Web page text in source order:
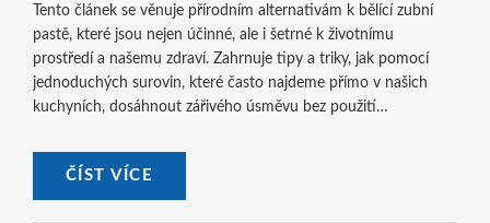
Tento článek se věnuje přírodním alternativám k bělící zubní
pastě, které jsou nejen účinné, ale i šetrné k životnímu
prostředí a našemu zdraví. Zahrnuje tipy a triky, jak pomocí
jednoduchých surovin, které často najdeme přímo v našich
kuchyních, dosáhnout zářivého úsměvu bez použití
metody a ingredience, které jsou prospěšné nejen pro bělení
zubů, ale i celkovou ústní hygienu.
ČÍST VÍCE